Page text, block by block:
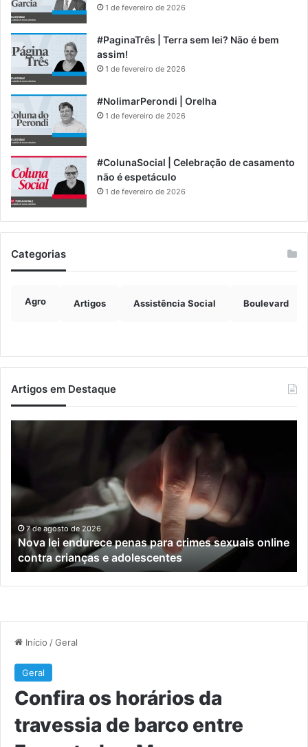
1 de fevereiro de 2026
#PaginaTrês | Terra sem lei? Não é bem
assim!
1 de fevereiro de 2026
#NolimarPerondi | Orelha
1 de fevereiro de 2026
#ColunaSocial | Celebração de casamento
não é espetáculo
1 de fevereiro de 2026
Categorias
Agro Artigos Assistência Social Boulevard
Artigos em Destaque
para
crimes
sexuais
online
contra
crianças
e
adolescentes
7 de agosto de 2026
Nova lei endurece penas para crimes sexuais online
contra crianças e adolescentes